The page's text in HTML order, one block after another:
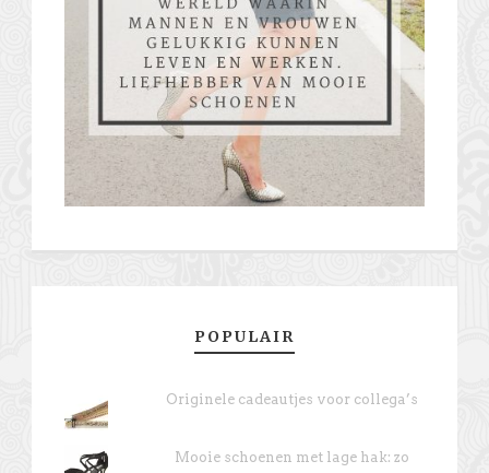
POPULAIR
Originele cadeautjes voor collega’s
Mooie schoenen met lage hak: zo